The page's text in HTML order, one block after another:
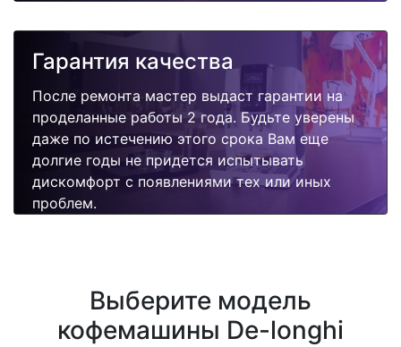
Гарантия качества
После ремонта мастер выдаст гарантии на
проделанные работы 2 года. Будьте уверены
даже по истечению этого срока Вам еще
долгие годы не придется испытывать
дискомфорт с появлениями тех или иных
проблем.
Выберите модель
кофемашины De-longhi